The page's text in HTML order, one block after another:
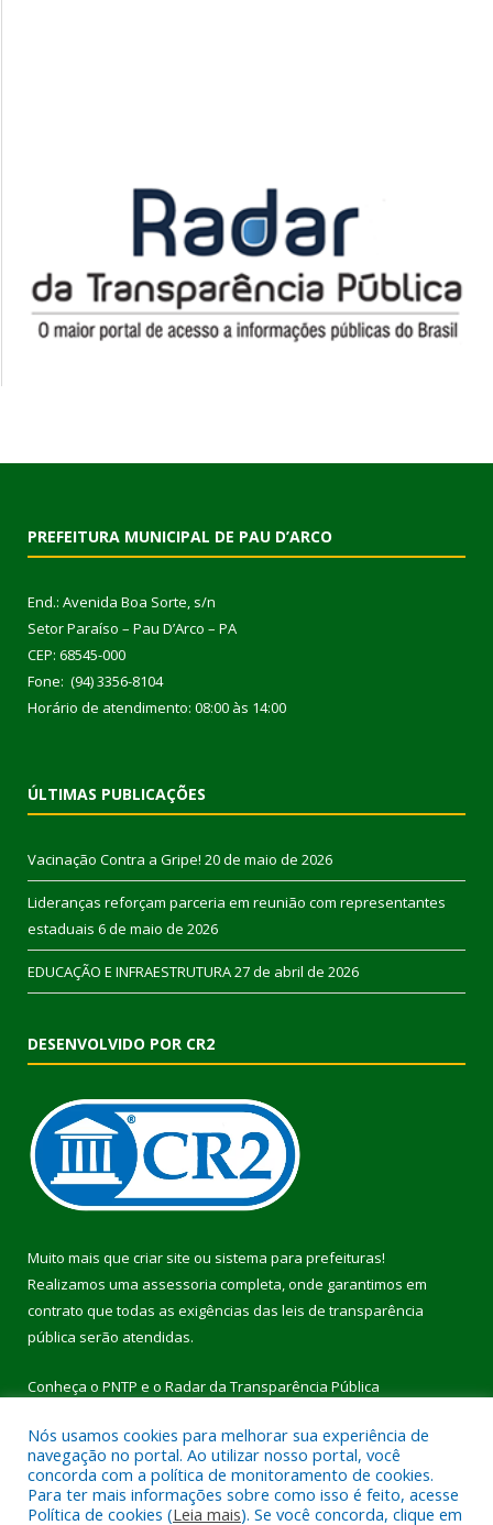
PREFEITURA MUNICIPAL DE PAU D’ARCO
End.: Avenida Boa Sorte, s/n
Setor Paraíso – Pau D’Arco – PA
CEP: 68545-000
Fone: (94) 3356-8104
Horário de atendimento: 08:00 às 14:00
ÚLTIMAS PUBLICAÇÕES
Vacinação Contra a Gripe! 20 de maio de 2026
Lideranças reforçam parceria em reunião com representantes
estaduais 6 de maio de 2026
EDUCAÇÃO E INFRAESTRUTURA27 de abril de 2026
DESENVOLVIDO POR CR2
Muito mais que criar site ou sistema para prefeituras!
Realizamos uma assessoria completa, onde garantimos em
contrato que todas as exigências das leis de transparência
pública serão atendidas.
Conheça o PNTP e o Radar da Transparência Pública
Todos os direitos reservados a Prefeitura Municipal de Pau
Nós usamos cookies para melhorar sua experiência de
navegação no portal. Ao utilizar nosso portal, você
concorda com a política de monitoramento de cookies.
Para ter mais informações sobre como isso é feito, acesse
Política de cookies (Leia mais). Se você concorda, clique em